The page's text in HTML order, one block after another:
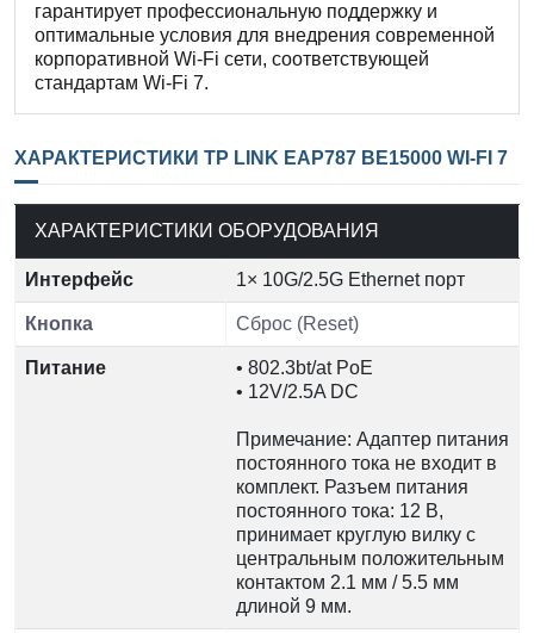
гарантирует профессиональную поддержку и
оптимальные условия для внедрения современной
корпоративной Wi-Fi сети, соответствующей
стандартам Wi-Fi 7.
ХАРАКТЕРИСТИКИ TP LINK EAP787 BE15000 WI-FI 7
ХАРАКТЕРИСТИКИ ОБОРУДОВАНИЯ
Интерфейс 1× 10G/2.5G Ethernet порт
Кнопка Сброс (Reset)
Питание
• 802.3bt/at PoE
• 12V/2.5A DC
Примечание: Адаптер питания
постоянного тока не входит в
комплект. Разъем питания
постоянного тока: 12 В,
принимает круглую вилку с
центральным положительным
контактом 2.1 мм / 5.5 мм
длиной 9 мм.